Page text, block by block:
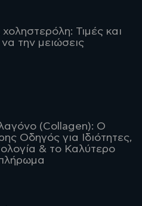
χοληστερόλη: Τιμές και
την μειώσεις
(Collagen): Ο
Οδηγός για Ιδιότητες,
& το Καλύτερο